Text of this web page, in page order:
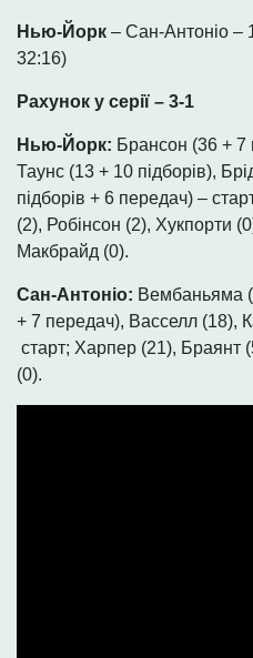
Нью-Йорк – Сан-Антоніо –
32:16)
Рахунок у серії – 3-1
Нью-Йорк: Брансон (36 + 7
Таунс (13 + 10 підборів),
підборів + 6 передач) –
(2), Робінсон (2), Хукпорти
Макбрайд (0).
Сан-Антоніо: Вембаньяма
+ 7 передач), Васселл (18),
старт; Харпер (21), Браянт
(0).